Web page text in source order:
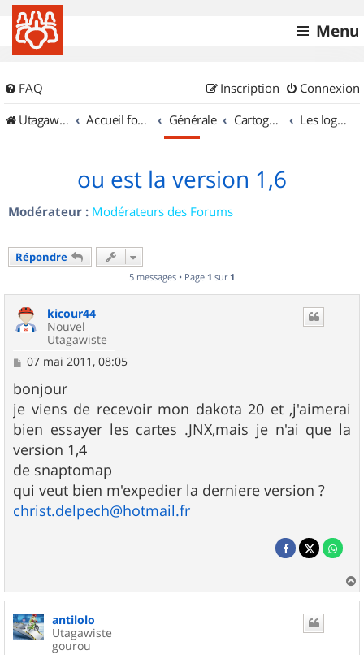
Menu
FAQ Connexion
Inscription
UtagawaVTT (Randos VTT et VTTAE avec traces GPS)
Accueil forum Générale Cartographie et GPS Les logiciels
ou est la version 1,6
Modérateur : Modérateurs des Forums
Répondre
5 messages • Page 1 sur 1
kicour44
Nouvel
Utagawiste
M
s
s
a
g
e
07 mai 2011, 08:05
bonjour
je viens de recevoir mon dakota 20 et ,j'aimerai
bien essayer les cartes .JNX,mais je n'ai que la
version 1,4
de snaptomap
qui veut bien m'expedier la derniere version ?
christ.delpech@hotmail.fr
a
antilolo
Utagawiste
gourou